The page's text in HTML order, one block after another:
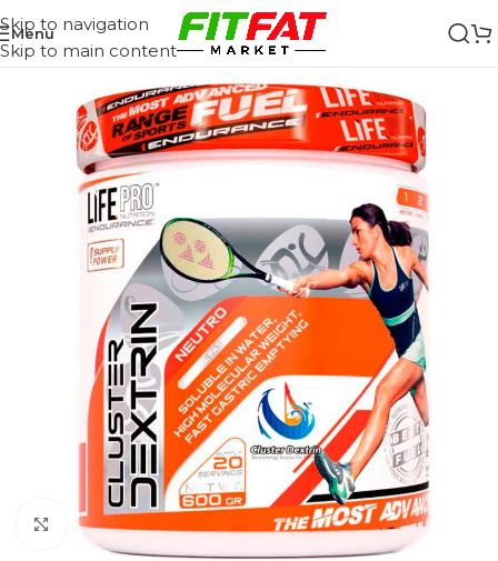
Skip to navigation
Skip to main content
Menu
Click to enlarge